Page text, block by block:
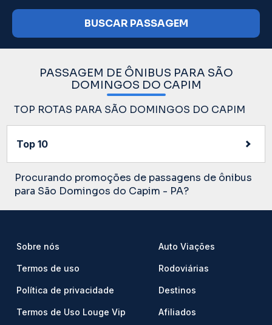
BUSCAR PASSAGEM
PASSAGEM DE ÔNIBUS PARA SÃO
DOMINGOS DO CAPIM
TOP ROTAS PARA SÃO DOMINGOS DO CAPIM
Top 10
Procurando promoções de passagens de ônibus
para São Domingos do Capim - PA?
Sobre nós
Termos de uso
Política de privacidade
Termos de Uso Louge Vip
Auto Viações
Rodoviárias
Destinos
Afiliados